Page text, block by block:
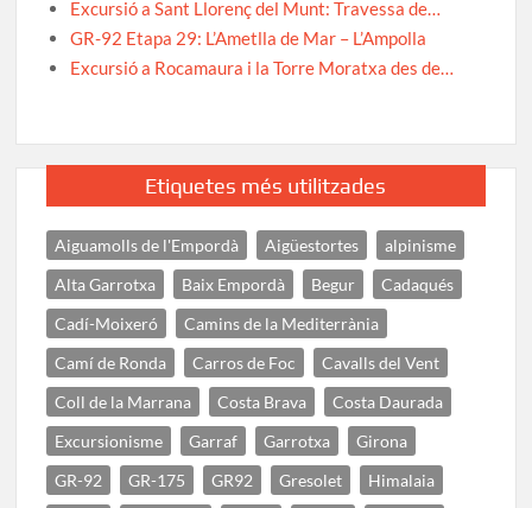
Excursió a Sant Llorenç del Munt: Travessa de…
GR-92 Etapa 29: L’Ametlla de Mar – L’Ampolla
Excursió a Rocamaura i la Torre Moratxa des de…
Etiquetes més utilitzades
Aiguamolls de l'Empordà Aigüestortes
alpinisme
Alta Garrotxa
Baix Empordà Begur
Cadaqués
Cadí-Moixeró
Camins de la Mediterrània
Camí de Ronda
Carros de Foc
Cavalls del Vent
Coll de la Marrana
Costa Brava
Costa Daurada
Excursionisme
Garraf Garrotxa
Girona
GR-92
GR-175 GR92 Gresolet
Himalaia